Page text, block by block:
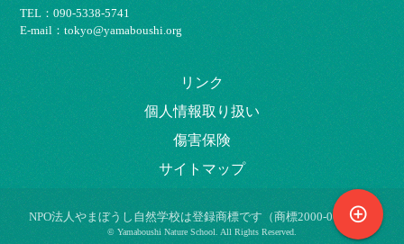
TEL：090-5338-5741
E-mail：tokyo@yamaboushi.org
リンク
個⼈情報取り扱い
傷害保険
サイトマップ
NPO法⼈やまぼうし⾃然学校は登録商標です（商標2000-009695）
© Yamaboushi Nature School. All Rights Reserved.
control_point